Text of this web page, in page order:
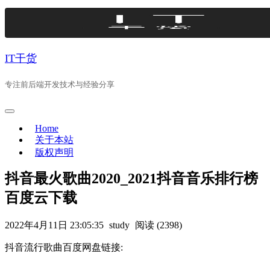
Skip
IT干货
专注前后端开发技术与经验分享
Home
关于本站
版权声明
抖音最火歌曲2020_2021抖音音乐排行榜
百度云下载
2022年4月11日 23:05:35 study 阅读 (2398)
抖音流行歌曲百度网盘链接: